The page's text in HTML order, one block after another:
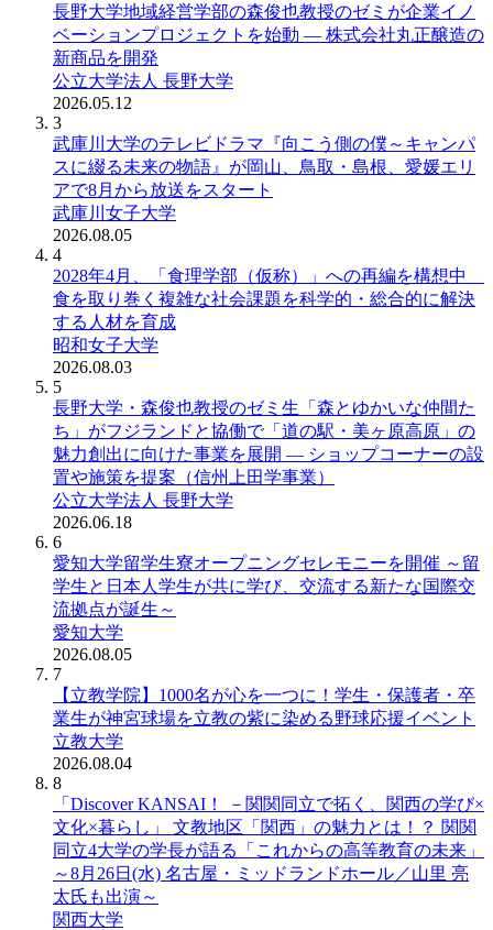
長野大学地域経営学部の森俊也教授のゼミが企業イノ
ベーションプロジェクトを始動 ― 株式会社丸正醸造の
新商品を開発
公立大学法人 長野大学
2026.05.12
3
武庫川大学のテレビドラマ『向こう側の僕～キャンパ
スに綴る未来の物語』が岡山、鳥取・島根、愛媛エリ
アで8月から放送をスタート
武庫川女子大学
2026.08.05
4
2028年4月、「食理学部（仮称）」への再編を構想中
食を取り巻く複雑な社会課題を科学的・総合的に解決
する人材を育成
昭和女子大学
2026.08.03
5
長野大学・森俊也教授のゼミ生「森とゆかいな仲間た
ち」がフジランドと協働で「道の駅・美ヶ原高原」の
魅力創出に向けた事業を展開 ― ショップコーナーの設
置や施策を提案（信州上田学事業）
公立大学法人 長野大学
2026.06.18
6
愛知大学留学生寮オープニングセレモニーを開催 ～留
学生と日本人学生が共に学び、交流する新たな国際交
流拠点が誕生～
愛知大学
2026.08.05
7
【立教学院】1000名が心を一つに！学生・保護者・卒
業生が神宮球場を立教の紫に染める野球応援イベント
立教大学
2026.08.04
8
「Discover KANSAI！ －関関同立で拓く、関西の学び×
文化×暮らし」 文教地区「関西」の魅力とは！？ 関関
同立4大学の学長が語る「これからの高等教育の未来」
～8月26日(水) 名古屋・ミッドランドホール／山里 亮
太氏も出演～
関西大学